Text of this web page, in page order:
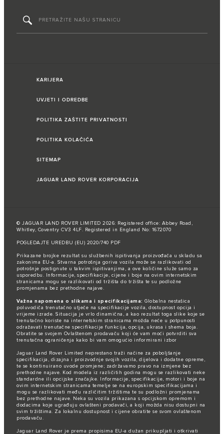
KARIJERA
UVJETI I ODREDBE
POLITIKA ZAŠTITE PRIVATNOSTI
POLITIKA KOLAČIĆA
SITEMAP
JAGUAR LAND ROVER KORPORACIJA
© JAGUAR LAND ROVER LIMITED 2026: Registered office: Abbey Road,
Whitley, Coventry CV3 4LF. Registered in England No: 1672070
POGLEDAJTE UREDBU (EU) 2020/740 PDF
Prikazane brojke rezultat su službenih ispitivanja proizvođača u skladu sa
zakonima EU-a. Stvarna potrošnja goriva vozila može se razlikovati od
potrošnje postignute u takvim ispitivanjima, a ove količine služe samo za
usporedbu. Informacije, specifikacije, cijene i boje na ovim internetskim
stranicama mogu se razlikovati od tržišta do tržišta te su podložne
promjenama bez prethodne najave.
Važna napomena o slikama i specifikacijama: Globalna nestašica
poluvodiča trenutačno utječe na specifikacije vozila, dostupnost opcija i
vrijeme izrade. Situacija je vrlo dinamična, a kao rezultat toga slike koje se
trenutačno koriste na internetskim stranicama možda neće u potpunosti
odražavati trenutačne specifikacije funkcija, opcija, ukrasa i shema boja.
Obratite se svojem Ovlaštenom prodavaču koji će vam moći potvrditi sva
trenutačna ograničenja kako bi vam omogućio informirani izbor
Jaguar Land Rover Limited neprestano traži načine za poboljšanje
specifikacija, dizajna i proizvodnje svojih vozila, dijelova i dodatne opreme,
te se kontinuirano uvode promjene; zadržavamo pravo na izmjene bez
prethodne najave. Kod modela iz različitih godina mogu se razlikovati neke
standardne ili opcijske značajke. Informacije, specifikacije, motori i boje na
ovim internetskim stranicama temelje se na europskim specifikacijama i
mogu se razlikovati među različitim tržištima te su podložni promjenama
bez prethodne najave. Neka su vozila prikazana s opcijskom opremom i
dodacima koje ugrađuju ovlašteni prodavači, a koji možda nisu dostupni na
svim tržištima. Za lokalnu dostupnost i cijene obratite se svom ovlaštenom
prodavaču.
Jaguar Land Rover je prema propisima EU-a dužan prikupljati i otkrivati